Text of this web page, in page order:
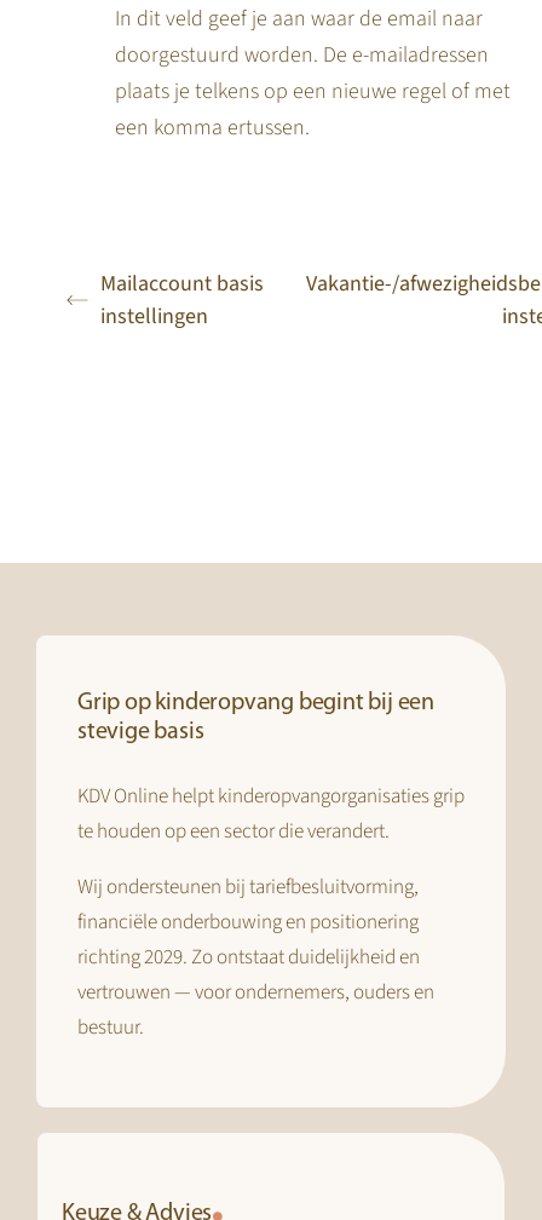
In dit veld geef je aan waar de email naar
doorgestuurd worden. De e-mailadressen
plaats je telkens op een nieuwe regel of met
een komma ertussen.
Mailaccount basis
instellingen
Vakantie-/
Grip op kinderopvang begint bij een
stevige basis
KDV Online helpt kinderopvangorganisaties grip
te houden op een sector die verandert.
Wij ondersteunen bij tariefbesluitvorming,
financiële onderbouwing en positionering
richting 2029. Zo ontstaat duidelijkheid en
vertrouwen — voor ondernemers, ouders en
bestuur.
Keuze & Advies